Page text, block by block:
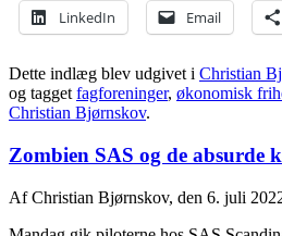
LinkedIn Email
Dette indlæg blev udgivet i Christian
og tagget fagforeninger, økonomisk
Christian Bjørnskov.
Zombien SAS og de absurde
Af Christian Bjørnskov, den 6. juli